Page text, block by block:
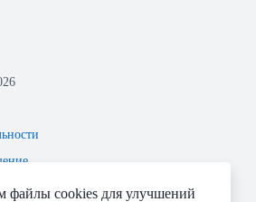
файлы cookies для улучшений